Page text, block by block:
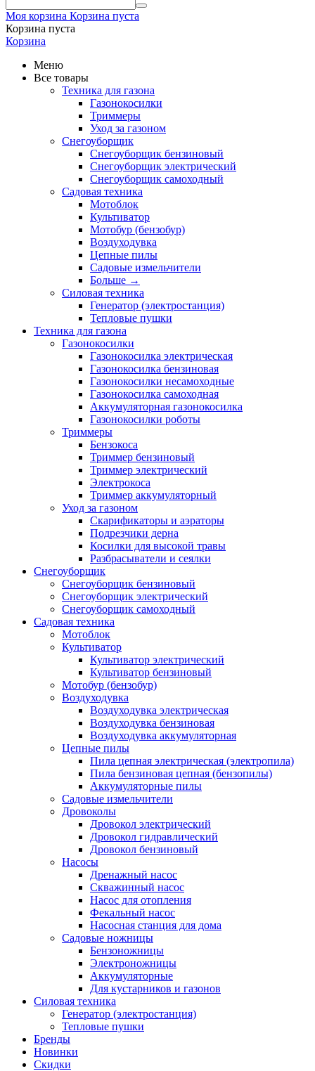
Моя корзина Корзина пуста
Корзина пуста
Корзина
Меню
Все товары
Техника для газона
Газонокосилки
Триммеры
Уход за газоном
Снегоуборщик
Снегоуборщик бензиновый
Снегоуборщик электрический
Снегоуборщик самоходный
Садовая техника
Мотоблок
Культиватор
Мотобур (бензобур)
Воздуходувка
Цепные пилы
Садовые измельчители
Больше →
Силовая техника
Генератор (электростанция)
Тепловые пушки
Техника для газона
Газонокосилки
Газонокосилка электрическая
Газонокосилка бензиновая
Газонокосилки несамоходные
Газонокосилка самоходная
Аккумуляторная газонокосилка
Газонокосилки роботы
Триммеры
Бензокоса
Триммер бензиновый
Триммер электрический
Электрокоса
Триммер аккумуляторный
Уход за газоном
Скарификаторы и аэраторы
Подрезчики дерна
Косилки для высокой травы
Разбрасыватели и сеялки
Снегоуборщик
Снегоуборщик бензиновый
Снегоуборщик электрический
Снегоуборщик самоходный
Садовая техника
Мотоблок
Культиватор
Культиватор электрический
Культиватор бензиновый
Мотобур (бензобур)
Воздуходувка
Воздуходувка электрическая
Воздуходувка бензиновая
Воздуходувка аккумуляторная
Цепные пилы
Пила цепная электрическая (электропила)
Пила бензиновая цепная (бензопилы)
Аккумуляторные пилы
Садовые измельчители
Дровоколы
Дровокол электрический
Дровокол гидравлический
Дровокол бензиновый
Насосы
Дренажный насос
Скважинный насос
Насос для отопления
Фекальный насос
Насосная станция для дома
Садовые ножницы
Бензоножницы
Электроножницы
Аккумуляторные
Для кустарников и газонов
Силовая техника
Генератор (электростанция)
Тепловые пушки
Бренды
Новинки
Скидки